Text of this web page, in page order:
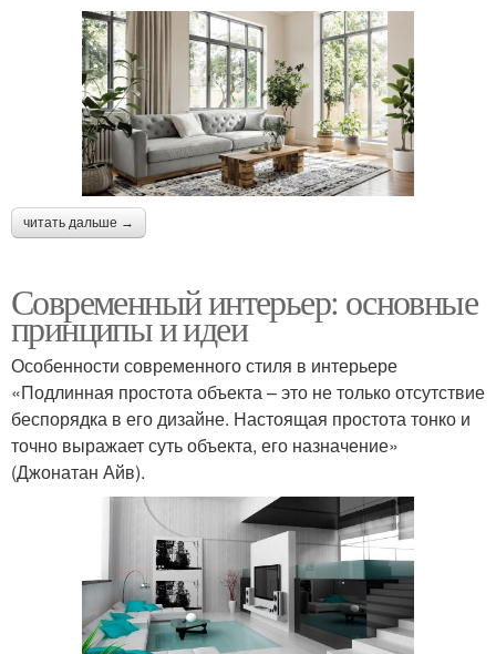
читать дальше →
Современный интерьер: основные
принципы и идеи
Особенности современного стиля в интерьере
«Подлинная простота объекта – это не только отсутствие
беспорядка в его дизайне. Настоящая простота тонко и
точно выражает суть объекта, его назначение»
(Джонатан Айв).